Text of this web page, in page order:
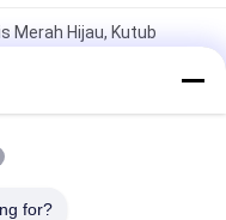
Merah Hijau, Kutub
Terang Lalu Lintas
Pole Hot Dip
for?